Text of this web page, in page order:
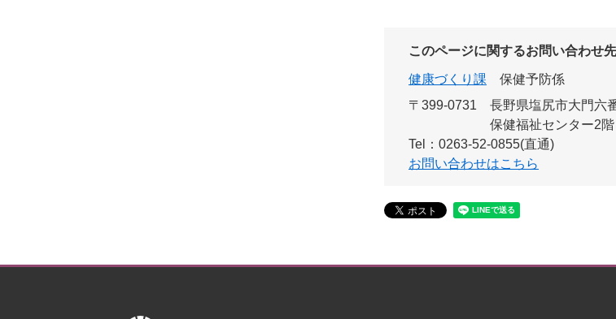
このページに関するお問い合わせ先
健康づくり課
保健予防係
〒399-0731
長野県塩尻市大門六
保健福祉センター2階
Tel：0263-52-0855(直通)
お問い合わせはこちら